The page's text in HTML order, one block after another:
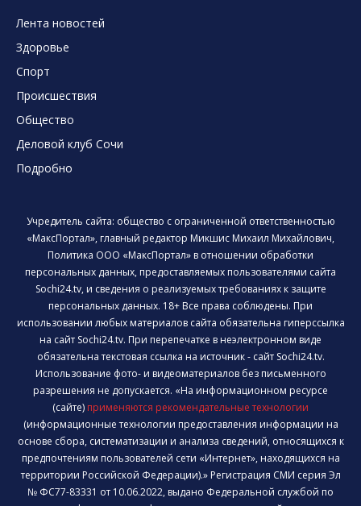
Лента новостей
Здоровье
Спорт
Происшествия
Общество
Деловой клуб Сочи
Подробно
Учредитель сайта: общество с ограниченной ответственностью
«МаксПортал», главный редактор Микшис Михаил Михайлович,
Политика ООО «МаксПортал» в отношении обработки
персональных данных, предоставляемых пользователями сайта
Sochi24.tv, и сведения о реализуемых требованиях к защите
персональных данных. 18+ Все права соблюдены. При
использовании любых материалов сайта обязательна гиперссылка
на сайт Sochi24.tv. При перепечатке в неэлектронном виде
обязательна текстовая ссылка на источник - сайт Sochi24.tv.
Использование фото- и видеоматериалов без письменного
разрешения не допускается. «На информационном ресурсе
(сайте) применяются рекомендательные технологии
(информационные технологии предоставления информации на
основе сбора, систематизации и анализа сведений, относящихся к
предпочтениям пользователей сети «Интернет», находящихся на
территории Российской Федерации).» Регистрация СМИ серия Эл
№ ФС77-83331 от 10.06.2022, выдано Федеральной службой по